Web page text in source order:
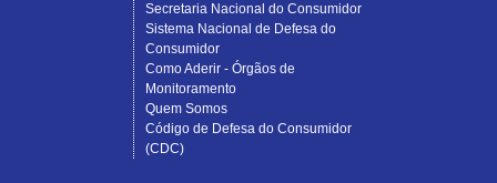
Secretaria Nacional do Consumidor
Sistema Nacional de Defesa do
Consumidor
Como Aderir - Órgãos de
Monitoramento
Quem Somos
Código de Defesa do Consumidor
(CDC)